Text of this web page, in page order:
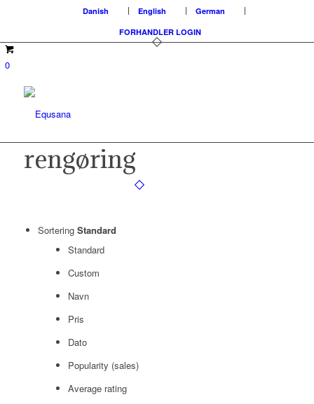
Danish English
German
FORHANDLER LOGIN
0
rengøring
Sortering Standard
Standard
Custom
Navn
Pris
Dato
Popularity (sales)
Average rating